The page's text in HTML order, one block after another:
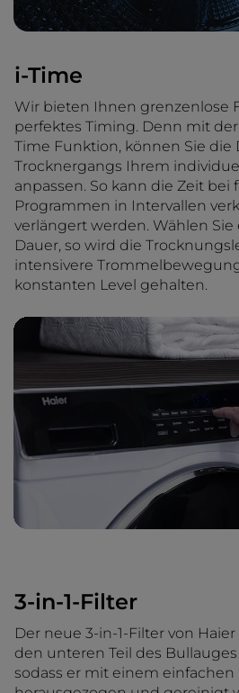
i-Time
Wir bieten Ihnen grenzenlose
perfektes Timing. Denn mit
Time Funktion, können Sie die
Trocknergangs Ihrem
anpassen. So kann die Zeit bei
Programmen in Intervallen
verlängert werden. Wählen Sie
Dauer, so wird die
intensivere
konstanten Level gehalten.
3-in-1-Filter
Der neue 3-in-1-Filter von
den unteren Teil des
sodass er mit einem